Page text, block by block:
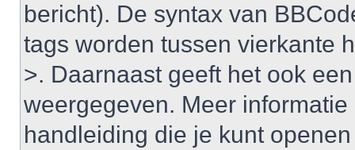
bericht). De syntax van
tags worden tussen vierkante
>. Daarnaast geeft het ook
weergegeven. Meer
handleiding die je kunt